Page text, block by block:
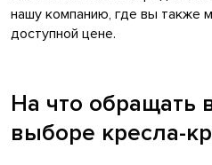
нашу компанию, где вы также
доступной цене.
На что обращать
выборе кресла-